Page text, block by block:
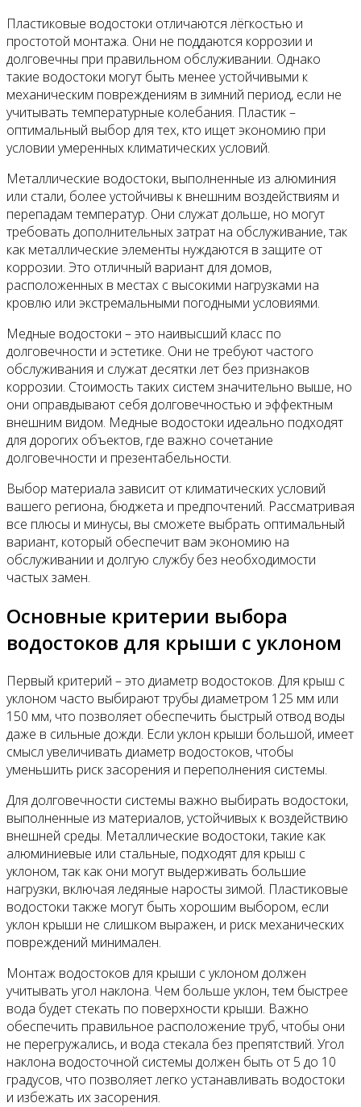
Пластиковые водостоки отличаются лёгкостью и
простотой монтажа. Они не поддаются коррозии и
долговечны при правильном обслуживании. Однако
такие водостоки могут быть менее устойчивыми к
механическим повреждениям в зимний период, если не
учитывать температурные колебания. Пластик –
оптимальный выбор для тех, кто ищет экономию при
условии умеренных климатических условий.
Металлические водостоки, выполненные из алюминия
или стали, более устойчивы к внешним воздействиям и
перепадам температур. Они служат дольше, но могут
требовать дополнительных затрат на обслуживание, так
как металлические элементы нуждаются в защите от
коррозии. Это отличный вариант для домов,
расположенных в местах с высокими нагрузками на
кровлю или экстремальными погодными условиями.
Медные водостоки – это наивысший класс по
долговечности и эстетике. Они не требуют частого
обслуживания и служат десятки лет без признаков
коррозии. Стоимость таких систем значительно выше, но
они оправдывают себя долговечностью и эффектным
внешним видом. Медные водостоки идеально подходят
для дорогих объектов, где важно сочетание
долговечности и презентабельности.
Выбор материала зависит от климатических условий
вашего региона, бюджета и предпочтений. Рассматривая
все плюсы и минусы, вы сможете выбрать оптимальный
вариант, который обеспечит вам экономию на
обслуживании и долгую службу без необходимости
частых замен.
Основные критерии выбора
водостоков для крыши с уклоном
Первый критерий – это диаметр водостоков. Для крыш с
уклоном часто выбирают трубы диаметром 125 мм или
150 мм, что позволяет обеспечить быстрый отвод воды
даже в сильные дожди. Если уклон крыши большой, имеет
смысл увеличивать диаметр водостоков, чтобы
уменьшить риск засорения и переполнения системы.
Для долговечности системы важно выбирать водостоки,
выполненные из материалов, устойчивых к воздействию
внешней среды. Металлические водостоки, такие как
алюминиевые или стальные, подходят для крыш с
уклоном, так как они могут выдерживать большие
нагрузки, включая ледяные наросты зимой. Пластиковые
водостоки также могут быть хорошим выбором, если
уклон крыши не слишком выражен, и риск механических
повреждений минимален.
Монтаж водостоков для крыши с уклоном должен
учитывать угол наклона. Чем больше уклон, тем быстрее
вода будет стекать по поверхности крыши. Важно
обеспечить правильное расположение труб, чтобы они
не перегружались, и вода стекала без препятствий. Угол
наклона водосточной системы должен быть от 5 до 10
градусов, что позволяет легко устанавливать водостоки
и избежать их засорения.